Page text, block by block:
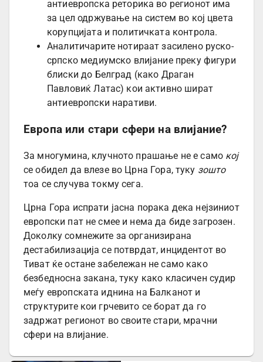
антиевропска реторика во регионот има
за цел одржување на систем во кој цвета
корупцијата и политичката контрола.
Аналитичарите нотираат засилено руско-
српско медиумско влијание преку фигури
блиски до Белград (како Драган
Павловиќ Латас) кои активно шират
антиевропски наративи.
Европа или стари сфери на влијание?
За многумина, клучното прашање не е само кој
се обидел да влезе во Црна Гора, туку зошто
тоа се случува токму сега.
Црна Гора испрати јасна порака дека нејзиниот
европски пат не смее и нема да биде загрозен.
Доколку сомнежите за организирана
дестабилизација се потврдат, инцидентот во
Тиват ќе остане забележан не само како
безбедносна закана, туку како класичен судир
меѓу европската иднина на Балканот и
структурите кои грчевито се борат да го
задржат регионот во своите стари, мрачни
сфери на влијание.